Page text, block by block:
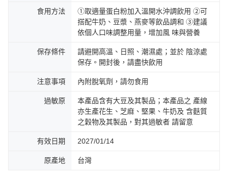
食用方法
①取適量蛋白粉加入溫開水沖調飲用 ②可
搭配牛奶、豆漿、燕麥等飲品調和 ③建議
依個人口味調整用量，增加風 味與營養
保存條件
請避開高溫、日照、潮濕處；並於 陰涼處
保存。開封後，請盡快飲用
注意事項 內附脫氧劑，請勿食用
過敏原
本產品含有大豆及其製品；本產品之 產線
亦生產花生、芝麻、堅果、牛奶及 含麩質
之穀物及其製品，對其過敏者 請留意
有效日期 2027/01/14
原產地 台灣